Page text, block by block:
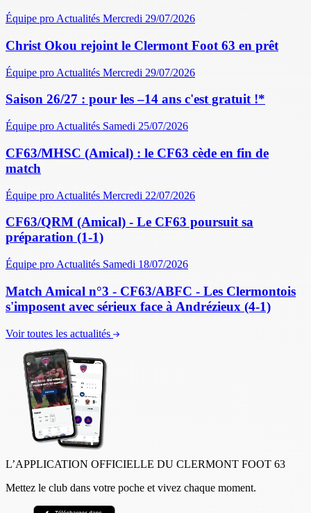
Équipe pro Actualités Mercredi 29/07/2026
Christ Okou rejoint le Clermont Foot 63 en prêt
Équipe pro Actualités Mercredi 29/07/2026
Saison 26/27 : pour les –14 ans c'est gratuit !*
Équipe pro Actualités Samedi 25/07/2026
CF63/MHSC (Amical) : le CF63 cède en fin de
match
Équipe pro Actualités Mercredi 22/07/2026
CF63/QRM (Amical) - Le CF63 poursuit sa
préparation (1-1)
Équipe pro Actualités Samedi 18/07/2026
Match Amical n°3 - CF63/ABFC - Les Clermontois
s'imposent avec sérieux face à Andrézieux (4-1)
Voir toutes les actualités
L’APPLICATION OFFICIELLE DU CLERMONT FOOT 63
Mettez le club dans votre poche et vivez chaque moment.